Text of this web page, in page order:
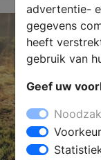
advertentie-
gegevens
heeft
gebruik van
Geef uw